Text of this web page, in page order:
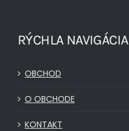
RÝCHLA NAVIGÁCIA
OBCHOD
O OBCHODE
KONTAKT